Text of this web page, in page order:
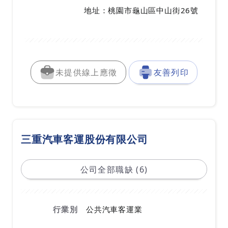
地址：桃園市龜山區中山街26號
未提供線上應徵 友善列印
三重汽車客運股份有限公司
公司全部職缺 (6)
行業別 公共汽車客運業